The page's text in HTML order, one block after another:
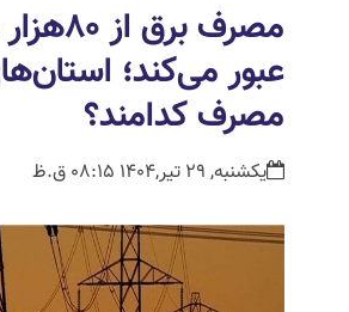
مصرف برق
عبور می‌کند؛
مصرف کدامند؟
یکشنبه, 29 تیر,1404 08:15 ق.ظ